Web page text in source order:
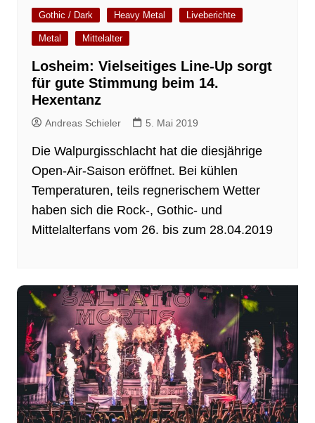
Gothic / Dark Heavy Metal Liveberichte
Metal Mittelalter
Losheim: Vielseitiges Line-Up sorgt
für gute Stimmung beim 14.
Hexentanz
Andreas Schieler 5. Mai 2019
Die Walpurgisschlacht hat die diesjährige
Open-Air-Saison eröffnet. Bei kühlen
Temperaturen, teils regnerischem Wetter
haben sich die Rock-, Gothic- und
Mittelalterfans vom 26. bis zum 28.04.2019